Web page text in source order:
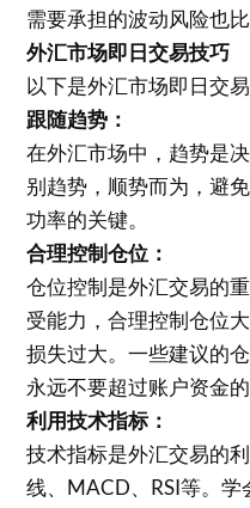
需要承担的波动风险也比
外汇市场即日交易技巧
以下是外汇市场即日交
跟随趋势：
在外汇市场中，趋势是
别趋势，顺势而为，避
功率的关键。
合理控制仓位：
仓位控制是外汇交易的
受能力，合理控制仓位
损失过大。一些建议的
永远不要超过账户资金的
利用技术指标：
技术指标是外汇交易的
线、MACD、RSI等。